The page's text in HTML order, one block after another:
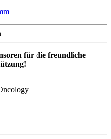
für die freundliche